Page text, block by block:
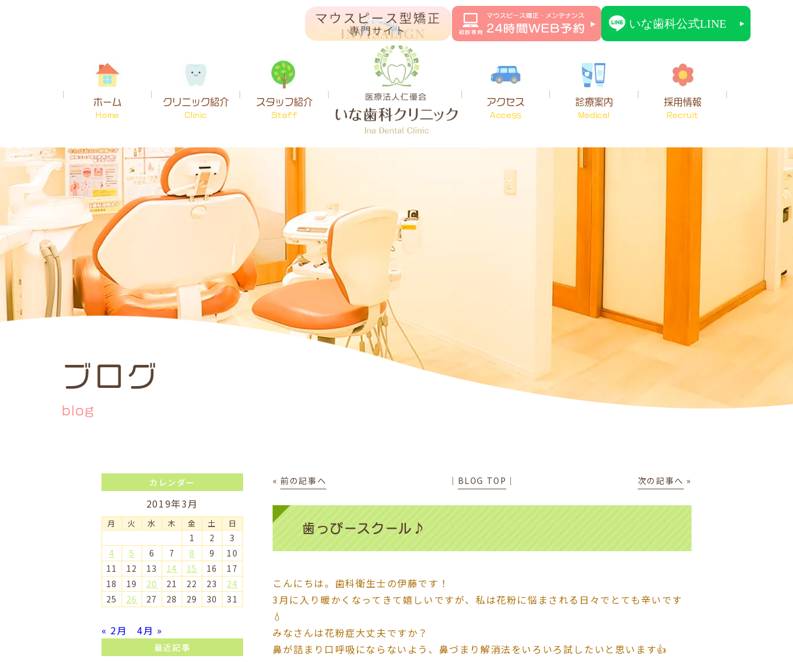
ホーム
Home
クリニック紹介
Clinic
スタッフ紹介
Staff
アクセス
Access
診療案内
Medical
採用情報
Recruit
ブログ
blog
« 前の記事へ │ BLOG TOP │ 次の記事へ »
歯っぴースクール♪
こんにちは。歯科衛生士の伊藤です！
3月に入り暖かくなってきて嬉しいですが、私は花粉に悩まされる日々でとても辛いです
💧
みなさんは花粉症大丈夫ですか？
鼻が詰まり口呼吸にならないよう、鼻づまり解消法をいろいろ試したいと思います👍
カレンダー
2019年3月
月 火 水 木 金 土 日
1 2
3
4
5 6 7 8 9
10
11
12 13 14 15 16
17
18
19 20 21 22 23
24
25
26 27 28 29 30 31
« 2月 4月 »
最近記事